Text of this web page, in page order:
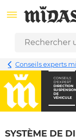
Conseils experts
CONSEILS
D'EXPERT
DIRECTION
DE
VÉHICULE
SYSTÈME DE